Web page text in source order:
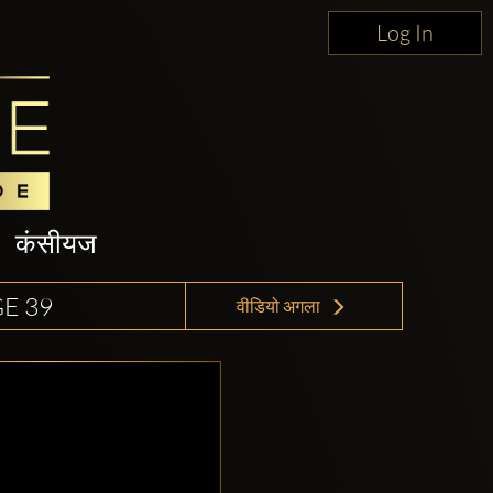
Log In
कंसीयज
39 वीडियो अगला